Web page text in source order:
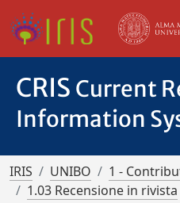
CRIS Current
Information
IRIS UNIBO
1 -
1.03 Recensione in rivista